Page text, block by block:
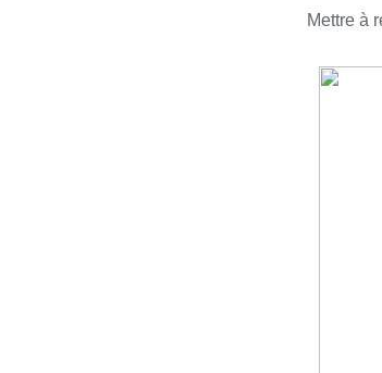
Mettre à